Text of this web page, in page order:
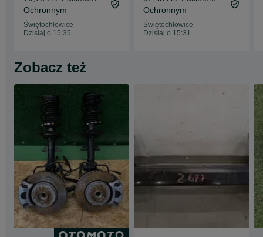
Ochronnym
Świętochłowice
Dzisiaj o 15:35
Ochronnym
Świętochłowice
Dzisiaj o 15:31
Zobacz też